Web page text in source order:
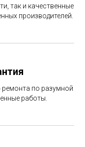
так и качественные
производителей.
ремонта по разумной
работы.